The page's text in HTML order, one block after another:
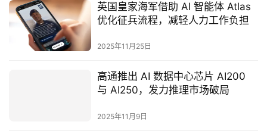
英国皇家海军借助 AI 智能体 Atlas
优化征兵流程，减轻人力工作负担
2025年11月25日
高通推出 AI 数据中心芯片 AI200
与 AI250，发力推理市场破局
2025年11月9日